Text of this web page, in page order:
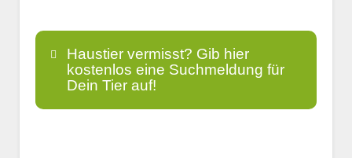
Haustier vermisst? Gib hier
kostenlos eine Suchmeldung für
Dein Tier auf!